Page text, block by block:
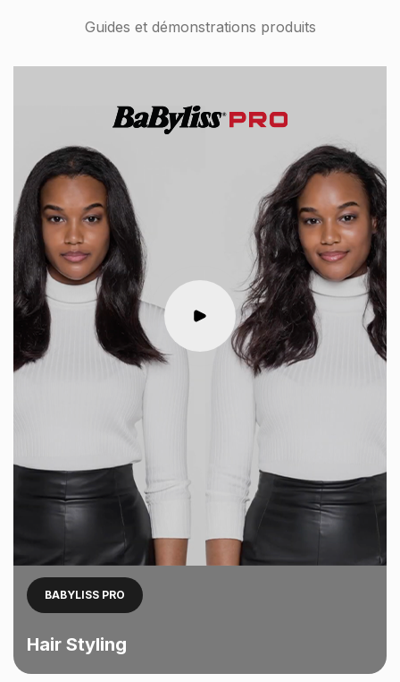
Guides et démonstrations produits
BABYLISS PRO
Hair Styling